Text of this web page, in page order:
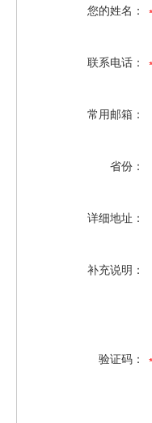
您的姓名：
联系电话：
常用邮箱：
省份：
详细地址：
补充说明：
验证码：